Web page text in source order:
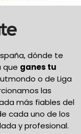
dónde te
que ganes tu
o de Liga
las
más fiables del
cada uno de los
y profesional.